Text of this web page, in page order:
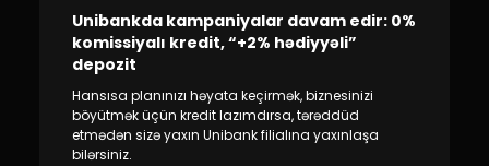
Unibankda kampaniyalar davam edir: 0%
komissiyalı kredit, “+2% hədiyyəli”
depozit
Hansısa planınızı həyata keçirmək, biznesinizi
böyütmək üçün kredit lazımdırsa, tərəddüd
etmədən sizə yaxın Unibank filialına yaxınlaşa
bilərsiniz.